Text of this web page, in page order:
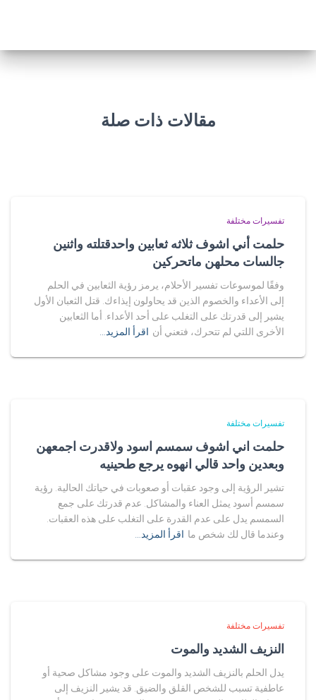
مقالات ذات صلة
تفسيرات مختلفة
حلمت أني اشوف ثلاثه ثعابين واحدقتلته واثنين
جالسات محلهن ماتحركين
وفقًا لموسوعات تفسير الأحلام، يرمز رؤية الثعابين في الحلم
إلى الأعداء والخصوم الذين قد يحاولون إيذاءك. قتل الثعبان الأول
يشير إلى قدرتك على التغلب على أحد الأعداء. أما الثعابين
الأخرى اللتي لم تتحرك، فتعني أن اقرأ المزيد…
تفسيرات مختلفة
حلمت اني اشوف سمسم اسود ولاقدرت اجمعهن
وبعدين واحد قالي انهوه يرجع طحينيه
تشير الرؤية إلى وجود عقبات أو صعوبات في حياتك الحالية. رؤية
سمسم أسود يمثل العناء والمشاكل. عدم قدرتك على جمع
السمسم يدل على عدم القدرة على التغلب على هذه العقبات.
وعندما قال لك شخص ما اقرأ المزيد…
تفسيرات مختلفة
النزيف الشديد والموت
يدل الحلم بالنزيف الشديد والموت على وجود مشاكل صحية أو
عاطفية تسبب للشخص القلق والضيق. قد يشير النزيف إلى